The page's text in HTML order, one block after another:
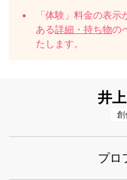
「体験」料金の表
ある詳細・持ち物の
たします。
井
創
プロ